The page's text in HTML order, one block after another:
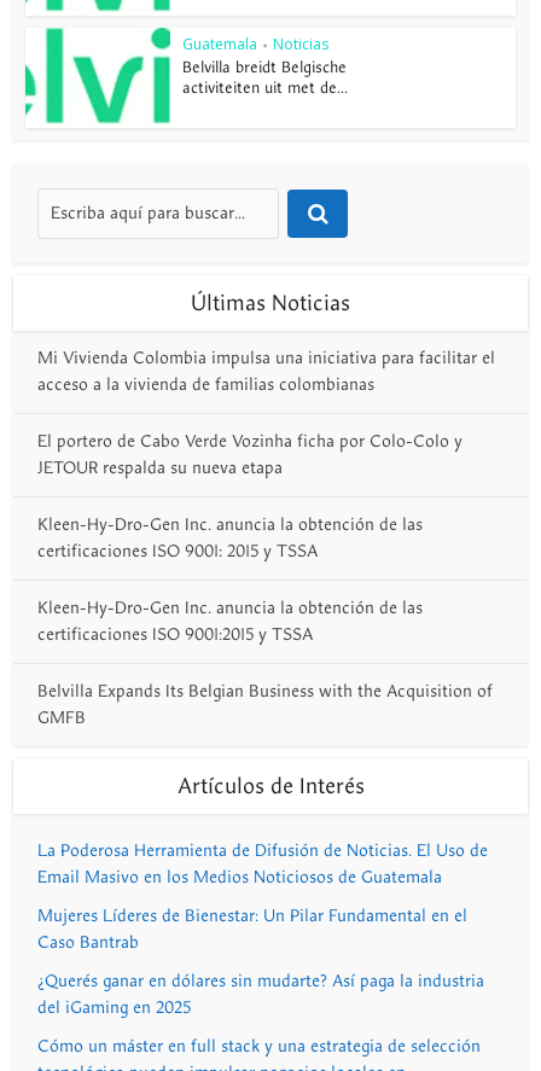
Guatemala • Noticias
Belvilla breidt Belgische
activiteiten uit met de...
Últimas Noticias
Mi Vivienda Colombia impulsa una iniciativa para facilitar el
acceso a la vivienda de familias colombianas
El portero de Cabo Verde Vozinha ficha por Colo-Colo y
JETOUR respalda su nueva etapa
Kleen-Hy-Dro-Gen Inc. anuncia la obtención de las
certificaciones ISO 9001: 2015 y TSSA
Kleen-Hy-Dro-Gen Inc. anuncia la obtención de las
certificaciones ISO 9001:2015 y TSSA
Belvilla Expands Its Belgian Business with the Acquisition of
GMFB
Artículos de Interés
La Poderosa Herramienta de Difusión de Noticias. El Uso de
Email Masivo en los Medios Noticiosos de Guatemala
Mujeres Líderes de Bienestar: Un Pilar Fundamental en el
Caso Bantrab
¿Querés ganar en dólares sin mudarte? Así paga la industria
del iGaming en 2025
Cómo un máster en full stack y una estrategia de selección